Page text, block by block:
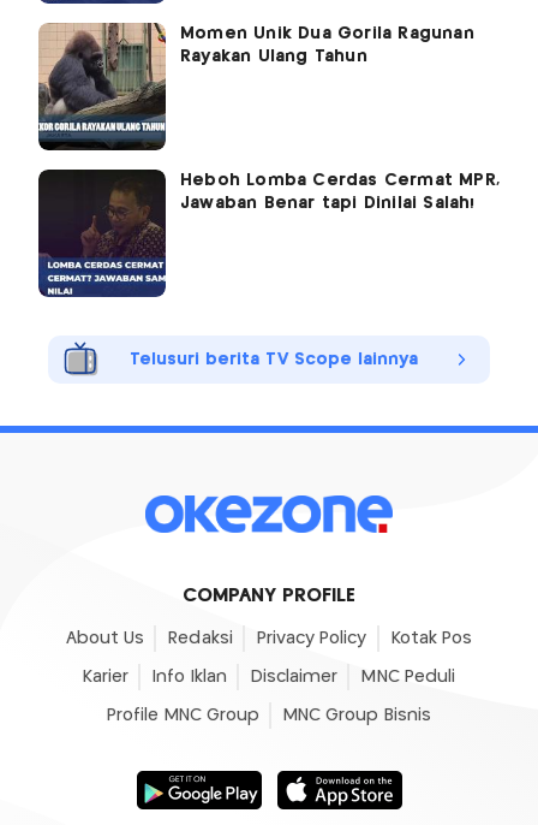
Momen Unik Dua Gorila Ragunan
Rayakan Ulang Tahun
Heboh Lomba Cerdas Cermat MPR,
Jawaban Benar tapi Dinilai Salah!
Telusuri berita TV Scope lainnya
COMPANY PROFILE
About Us Redaksi Privacy Policy Kotak Pos
Karier Info Iklan Disclaimer MNC Peduli
Profile MNC Group MNC Group Bisnis